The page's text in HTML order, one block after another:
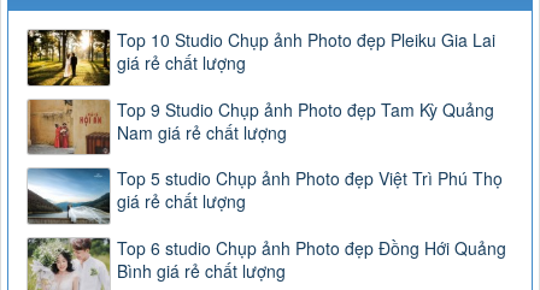
Top 10 Studio Chụp ảnh Photo đẹp Pleiku Gia Lai
giá rẻ chất lượng
Top 9 Studio Chụp ảnh Photo đẹp Tam Kỳ Quảng
Nam giá rẻ chất lượng
Top 5 studio Chụp ảnh Photo đẹp Việt Trì Phú Thọ
giá rẻ chất lượng
Top 6 studio Chụp ảnh Photo đẹp Đồng Hới Quảng
Bình giá rẻ chất lượng